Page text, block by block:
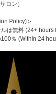
ロン）
Policy)＞
は無料 (24+ hours
％ (Within 24